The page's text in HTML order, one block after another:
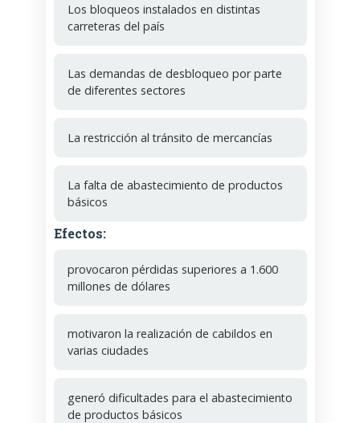
Los bloqueos instalados en distintas
carreteras del país
Las demandas de desbloqueo por parte
de diferentes sectores
La restricción al tránsito de mercancías
La falta de abastecimiento de productos
básicos
Efectos:
provocaron pérdidas superiores a 1.600
millones de dólares
motivaron la realización de cabildos en
varias ciudades
generó dificultades para el abastecimiento
de productos básicos